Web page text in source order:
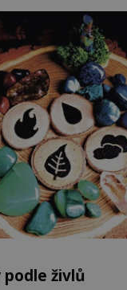
nátlak. Syn
živlů